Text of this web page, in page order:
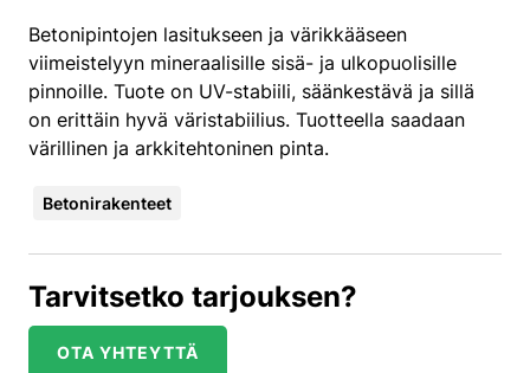
Betonipintojen lasitukseen ja värikkääseen
viimeistelyyn mineraalisille sisä- ja ulkopuolisille
pinnoille. Tuote on UV-stabiili, säänkestävä ja sillä
on erittäin hyvä väristabiilius. Tuotteella saadaan
värillinen ja arkkitehtoninen pinta.
Betonirakenteet
Tarvitsetko tarjouksen?
OTA YHTEYTTÄ